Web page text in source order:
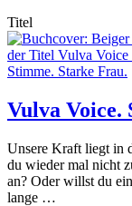
Titel
Vulva Voice.
Unsere Kraft liegt in
du wieder mal nicht
an? Oder willst du
lange …